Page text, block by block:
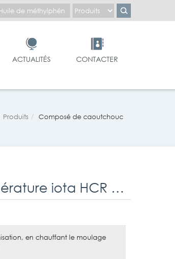
ACTUALITÉS CONTACTER
Produits Composé de caoutchouc
Caoutchouc de silicone vulcanisé à haute température iota HCR 9150 U
en chauffant le moulage